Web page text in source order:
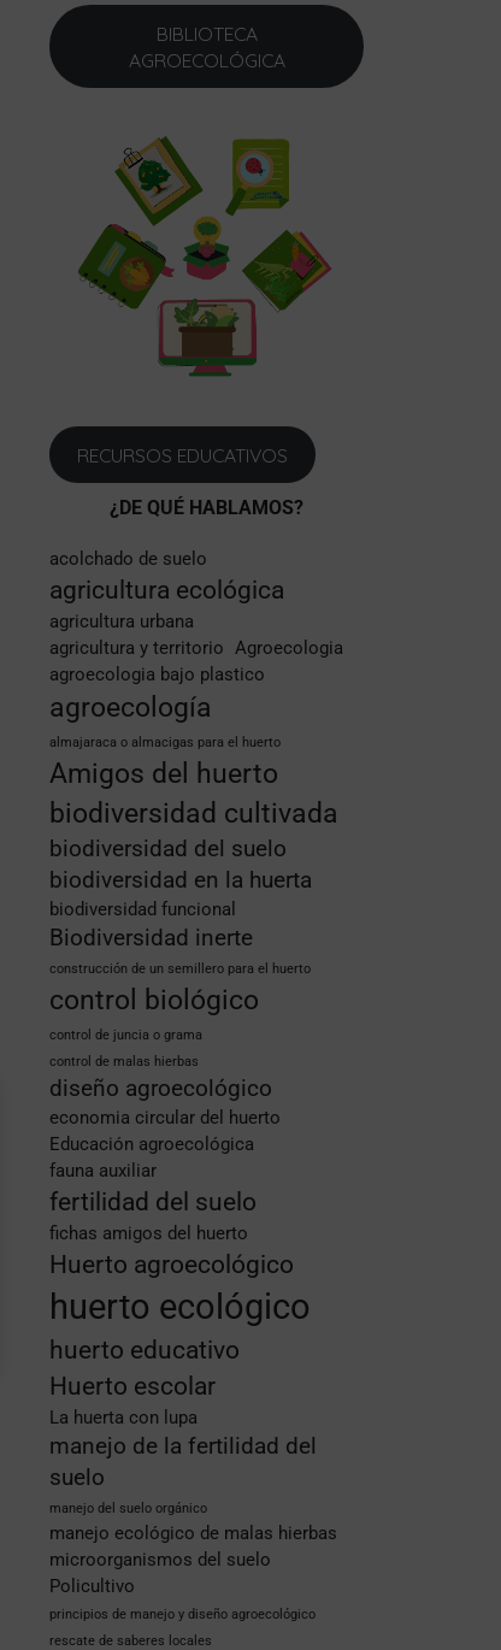
BIBLIOTECA
AGROECOLÓGICA
RECURSOS EDUCATIVOS
¿DE QUÉ HABLAMOS?
acolchado de suelo
agricultura ecológica
agricultura urbana
agricultura y territorio Agroecologia
agroecologia bajo plastico
agroecología
almajaraca o almacigas para el huerto
Amigos del huerto
biodiversidad cultivada
biodiversidad del suelo
biodiversidad en la huerta
biodiversidad funcional
Biodiversidad inerte
construcción de un semillero para el huerto
control biológico
control de juncia o grama
control de malas hierbas
diseño agroecológico
economia circular del huerto
Educación agroecológica
fauna auxiliar
fertilidad del suelo
fichas amigos del huerto
Huerto agroecológico
huerto ecológico
huerto educativo
Huerto escolar
La huerta con lupa
manejo de la fertilidad del
suelo
manejo del suelo orgánico
manejo ecológico de malas hierbas
microorganismos del suelo
Policultivo
principios de manejo y diseño agroecológico
rescate de saberes locales